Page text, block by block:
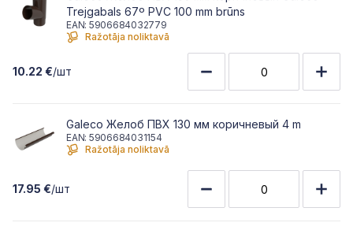
Trejgabals 67º PVC 100 mm brūns
EAN: 5906684032779
Ražotāja noliktavā
10.22 €/шт
Galeco Желоб ПВХ 130 мм коричневый 4 m
EAN: 5906684031154
Ražotāja noliktavā
17.95 €/шт